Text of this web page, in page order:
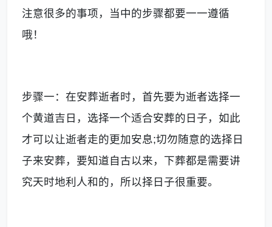
注意很多的事项，当中的步骤都要一一遵循
哦！
步骤一：在安葬逝者时，首先要为逝者选择一
个黄道吉日，选择一个适合安葬的日子，如此
才可以让逝者走的更加安息;切勿随意的选择日
子来安葬，要知道自古以来，下葬都是需要讲
究天时地利人和的，所以择日子很重要。